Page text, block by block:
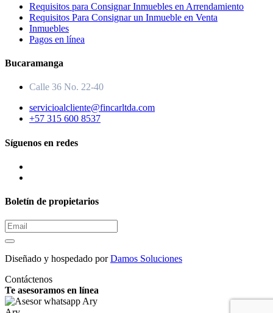
Requisitos para Consignar Inmuebles en Arrendamiento
Requisitos Para Consignar un Inmueble en Venta
Inmuebles
Pagos en línea
Bucaramanga
Calle 36 No. 22-40
servicioalcliente@fincarltda.com
+57 315 600 8537
Síguenos en redes
Boletín de propietarios
Diseñado y hospedado porDamos Soluciones
Contáctenos
Te asesoramos en línea